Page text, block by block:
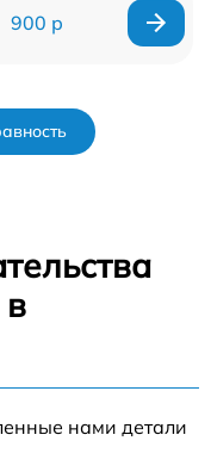
900 р
нами детали